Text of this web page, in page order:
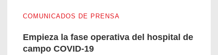
COMUNICADOS DE PRENSA
Empieza la fase operativa del hospital de
campo COVID-19